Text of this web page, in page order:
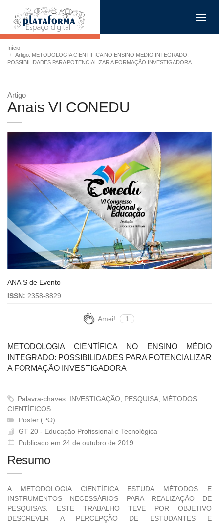
Início
Artigo: METODOLOGIA CIENTÍFICA NO ENSINO MÉDIO INTEGRADO:
POSSIBILIDADES PARA POTENCIALIZAR A FORMAÇÃO INVESTIGADORA
Artigo
Anais VI CONEDU
ANAIS de Evento
ISSN: 2358-8829
Amei! 1
METODOLOGIA CIENTÍFICA NO ENSINO MÉDIO
INTEGRADO: POSSIBILIDADES PARA POTENCIALIZAR
A FORMAÇÃO INVESTIGADORA
Palavra-chaves: INVESTIGAÇÃO, PESQUISA, MÉTODOS
CIENTÍFICOS
Pôster (PO)
GT 20 - Educação Profissional e Tecnológica
Publicado em 24 de outubro de 2019
Resumo
A METODOLOGIA CIENTÍFICA ESTUDA MÉTODOS E
INSTRUMENTOS NECESSÁRIOS PARA REALIZAÇÃO DE
PESQUISAS. ESTE TRABALHO TEVE POR OBJETIVO
DESCREVER A PERCEPÇÃO DE ESTUDANTES E